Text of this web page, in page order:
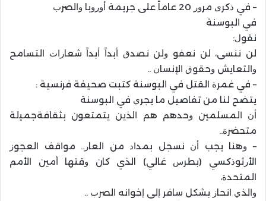
– ﻓﻲ ﺫﻛﺮﻯ ﻣﺮﻭﺭ 20 ﻋﺎﻣﺎً ﻋﻠﻰ ﺟﺮﻳﻤﺔ ﺃﻭﺭﻭﺑﺎ ﻭﺍﻟﺼﺮﺏ
ﻓﻲ ﺍﻟﺒﻮﺳﻨﺔ
ﻧﻘﻮﻝ:
ﻟﻦ ﻧﻨﺴﻰ، ﻟﻦ ﻧﻌﻔﻮ ﻭﻟﻦ ﻧﺼﺪﻕ ﺃﺑﺪﺍً ﺃﺑﺪﺍً ﺷﻌﺎﺭﺍﺕ ﺍﻟﺘﺴﺎﻣﺢ
ﻭﺍﻟﺘﻌﺎﻳﺶ ﻭﺣﻘﻮﻕ ﺍﻹﻧﺴﺎﻥ ..
– ﻓﻲ ﻏﻤﺮﺓ ﺍﻟﻘﺘﻞ ﻓﻲ ﺍﻟﺒﻮﺳﻨﺔ ﻛﺘﺒﺖ ﺻﺤﻴﻔﺔ ﻓﺮﻧﺴﻴﺔ :
ﻳﺘﻀﺢ ﻟﻨﺎ ﻣﻦ ﺗﻔﺎﺻﻴﻞ ﻣﺎ ﻳﺠﺮﻱ ﻓﻲ ﺍﻟﺒﻮﺳﻨﺔ
ﺃﻥ ﺍﻟﻤﺴﻠﻤﻴﻦ ﻭﺣﺪﻫﻢ ﻫﻢ ﺍﻟﺬﻳﻦ يتمتعون بثقافةﺟﻤﻴلة
ﻣﺘﺤﻀﺮﺓ..
– ﻭﻫﻨﺎ ﻳﺠﺐ ﺃﻥ ﻧﺴﺠﻞ ﺑﻤﺪﺍﺩ ﻣﻦ ﺍﻟﻌﺎﺭ.. ﻣﻮﺍﻗﻒ ﺍﻟﻌﺠﻮﺯ
ﺍﻷﺭﺛﻮﺫﻛﺴﻲ (ﺑﻄﺮﺱ ﻏﺎﻟﻲ) الذي كان ﻭﻗﺘﻬﺎ ﺃﻣﻴﻦ ﺍﻷﻣﻢ
ﺍﻟﻤﺘﺤﺪﺓ،
ﻭﺍﻟﺬﻱ ﺍﻧﺤﺎﺯ ﺑﺸﻜﻞ ﺳﺎﻓﺮ ﺇﻟﻰ ﺇﺧﻮﺍﻧﻪ ﺍﻟﺼﺮﺏ ..